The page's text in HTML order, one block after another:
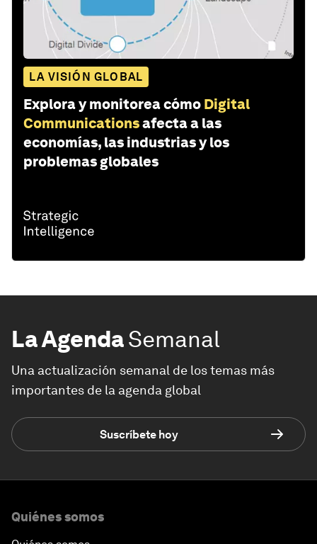
LA VISIÓN GLOBAL
Explora y monitorea cómo Digital
Communicationsafecta a las
economías, las industrias y los
problemas globales
La AgendaSemanal
Una actualización semanal de los temas más
importantes de la agenda global
Suscríbete hoy
Quiénes somos